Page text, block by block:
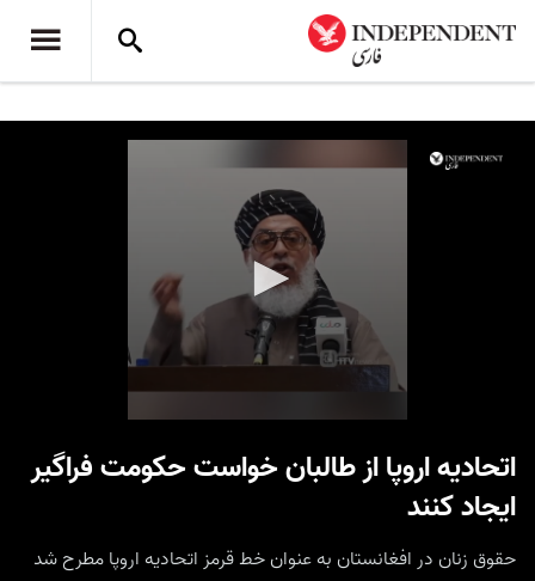
seconds
35
اتحادیه اروپا از طالبان خواست حکومت فراگیر
ایجاد کنند
حقوق زنان در افغانستان به عنوان خط قرمز اتحادیه اروپا مطرح شد